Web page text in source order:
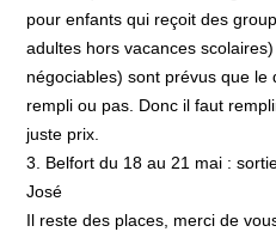
pour enfants qui reçoit des
adultes hors vacances
négociables) sont prévus que le
rempli ou pas. Donc il faut
juste prix.
3. Belfort du 18 au 21 mai :
José
Il reste des places, merci de